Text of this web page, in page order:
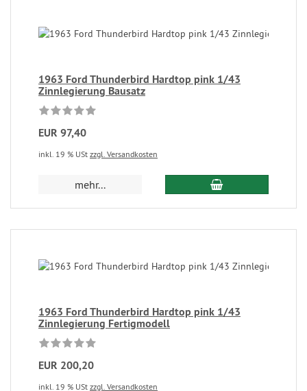
1963 Ford Thunderbird Hardtop pink 1/43
Zinnlegierung Bausatz
EUR 97,40
inkl. 19 % USt zzgl. Versandkosten
mehr...
1963 Ford Thunderbird Hardtop pink 1/43
Zinnlegierung Fertigmodell
EUR 200,20
inkl. 19 % USt zzgl. Versandkosten